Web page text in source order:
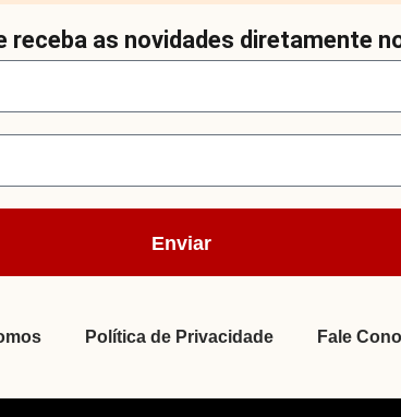
receba as novidades diretamente
Enviar
Política de Privacidade Fale